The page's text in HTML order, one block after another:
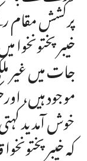
پرکشش مقام
جات میں غیر
موجود ہیں،
خوش آمدید
کہ